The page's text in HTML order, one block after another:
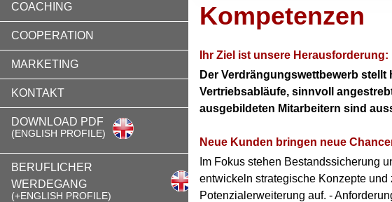
COACHING
COOPERATION
MARKETING
KONTAKT
DOWNLOAD PDF
(ENGLISH PROFILE)
BERUFLICHER
WERDEGANG
(+ENGLISH PROFILE)
Kompetenzen
Ihr Ziel ist unsere
Der Verdrängungswettbewerb
Vertriebsabläufe, sinnvoll
ausgebildeten Mitarbeitern sind
Neue Kunden bringen neue
Im Fokus stehen Bestandssicherung
entwickeln strategische Konzepte
Potenzialerweiterung auf. -